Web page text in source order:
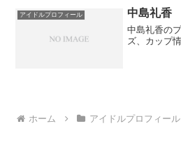
アイドルプロフィール 中島礼香
中島礼香の
ズ、カップ
ホーム アイドルプロフィール